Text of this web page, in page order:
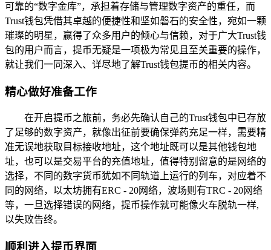
可靠的“数字金库”，承担着存储与管理数字资产的重任，而
Trust钱包凭借其卓越的便捷性和坚如磐石的安全性，宛如一颗
璀璨的明星，赢得了众多用户的倾心与信赖，对于广大Trust钱
包的用户而言，提币无疑是一项极为常见且至关重要的操作，
就让我们一同深入、详尽地了解Trust钱包提币的相关内容。
精心做好准备工作
在开启提币之旅前，务必先确认自己的Trust钱包中已存放
了足够的数字资产，就像出征前要确保弹药充足一样，需要精
准无误地获取目标接收地址，这个地址既可以是其他钱包地
址，也可以是交易平台的充值地址，值得特别留意的是网络的
选择，不同的数字货币犹如不同轨道上运行的列车，对应着不
同的网络，以太坊拥有ERC - 20网络，波场则有TRC - 20网络
等，一旦选择错误的网络，提币操作就可能像火车脱轨一样,
以失败告终。
顺利进入提币界面